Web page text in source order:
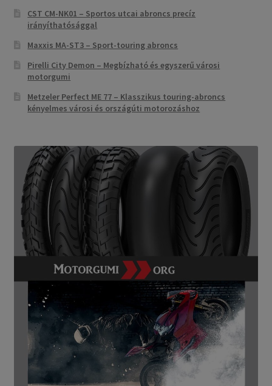
CST CM-NK01 – Sportos utcai abroncs precíz
irányíthatósággal
Maxxis MA-ST3 – Sport-touring abroncs
Pirelli City Demon – Megbízható és egyszerű városi
motorgumi
Metzeler Perfect ME 77 – Klasszikus touring-abroncs
kényelmes városi és országúti motorozáshoz